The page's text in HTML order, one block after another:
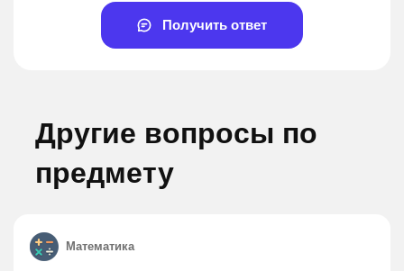
Получить ответ
Другие вопросы по
предмету
Математика